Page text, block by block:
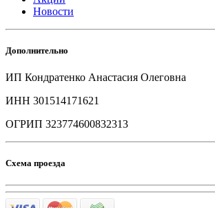
Новости
Дополнительно
ИП Кондратенко Анастасия Олеговна
ИНН 301514171621
ОГРИП 323774600832313
Схема проезда